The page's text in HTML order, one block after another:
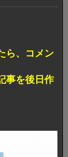
ら、コメン
事を後日作